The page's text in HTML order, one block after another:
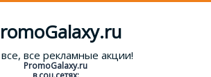
все рекламные акции!
PromoGalaxy.ru